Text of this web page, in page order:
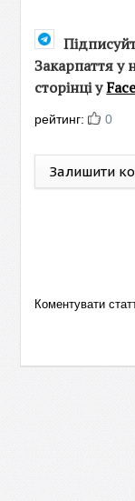
Закарпаття у
сторінці у
рейтинг: 0
Залишити
Коментувати